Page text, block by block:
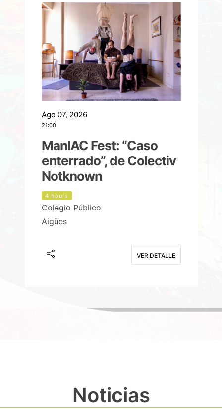
Ago 07, 2026
21:00
ManIAC Fest: “Caso
enterrado”, de Colectiv
Notknown
4 hours
Colegio Público
Aigües
VER DETALLE
Noticias